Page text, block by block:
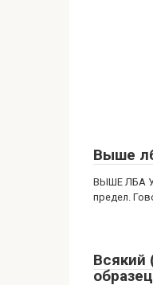
Выше
ВЫШЕ ЛБА
предел.
Всякий
образец